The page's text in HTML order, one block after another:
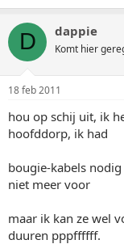
D dappie
Komt hier
18 feb 2011
hou op schij uit, ik
hoofddorp, ik had
bougie-kabels
niet meer voor
maar ik kan ze wel
duuren pppffffff.